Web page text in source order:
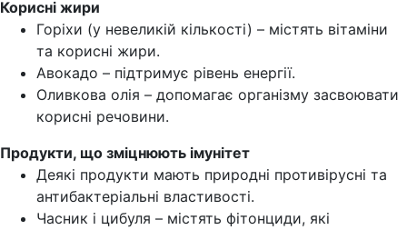
Корисні жири
Горіхи (у невеликій кількості) – містять вітаміни
та корисні жири.
Авокадо – підтримує рівень енергії.
Оливкова олія – допомагає організму засвоювати
корисні речовини.
Продукти, що зміцнюють імунітет
Деякі продукти мають природні противірусні та
антибактеріальні властивості.
Часник і цибуля – містять фітонциди, які